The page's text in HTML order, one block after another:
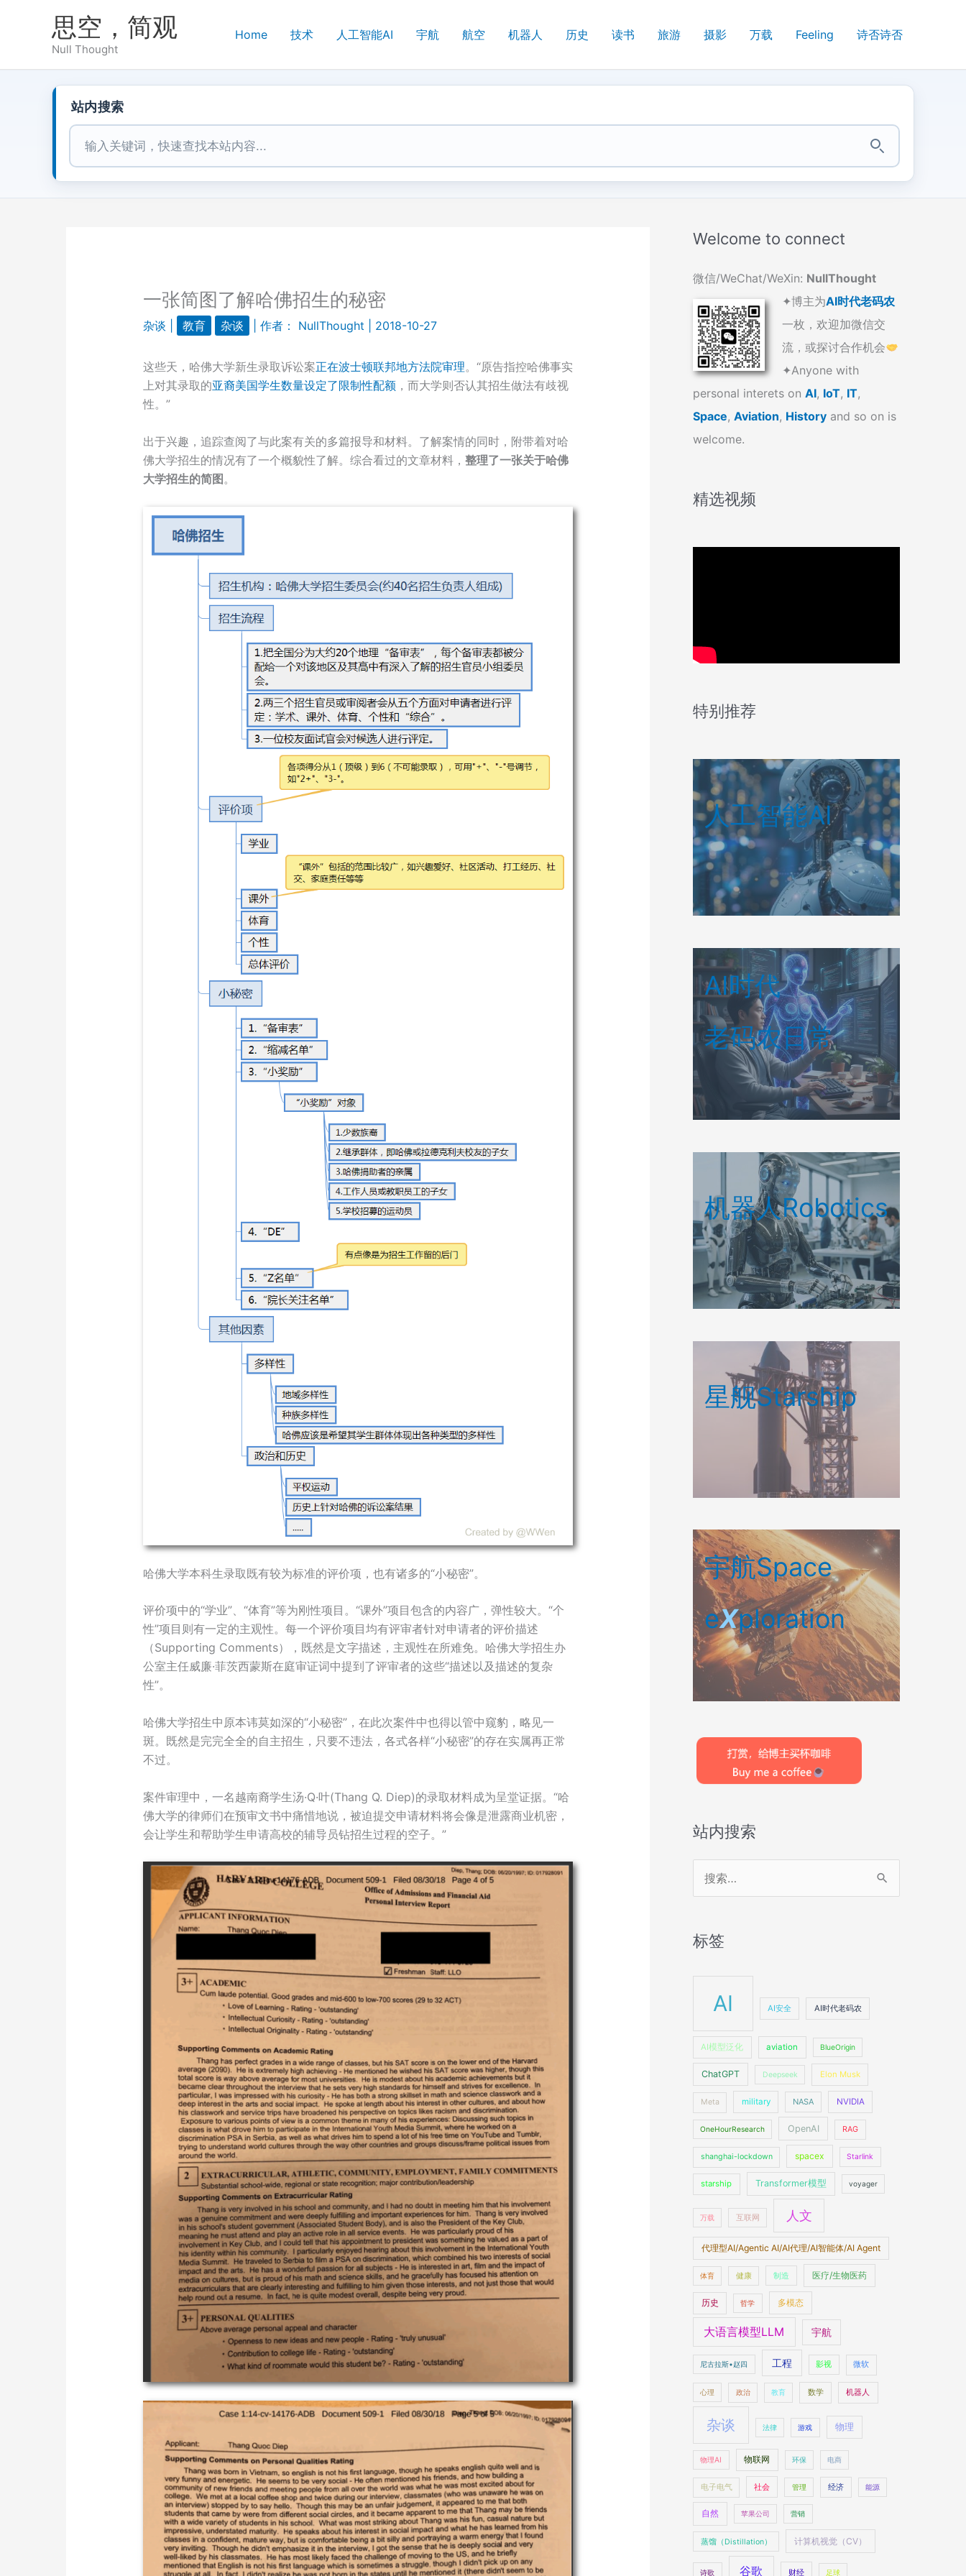
思空，简观
Null Thought
Home 技术 人工智能AI 宇航 航空 机器人 历史 读书 旅游 摄影 万载 Feeling 诗否诗否
站内搜索
站内搜索
一张简图了解哈佛招生的秘密
杂谈 教育 杂谈 | 作者： NullThought 2018-10-27
这些天，哈佛大学新生录取诉讼案正在波士顿联邦地方法院审理。“原告指控哈佛事实
上对其录取的亚裔美国学生数量设定了限制性配额，而大学则否认其招生做法有歧视
性。”
出于兴趣，追踪查阅了与此案有关的多篇报导和材料。了解案情的同时，附带着对哈
佛大学招生的情况有了一个概貌性了解。综合看过的文章材料， 整理了一张关于哈佛
大学招生的简图。
哈佛大学本科生录取既有较为标准的评价项，也有诸多的“小秘密”。
评价项中的“学业”、“体育”等为刚性项目。“课外”项目包含的内容广，弹性较大。“个
性”项目则有一定的主观性。每一个评价项目均有评审者针对申请者的评价描述
（Supporting Comments），既然是文字描述，主观性在所难免。哈佛大学招生办
公室主任威廉·菲茨西蒙斯在庭审证词中提到了评审者的这些“描述以及描述的复杂
性”。
哈佛大学招生中原本讳莫如深的“小秘密”，在此次案件中也得以管中窥豹，略见一
斑。既然是完完全全的自主招生，只要不违法，各式各样“小秘密”的存在实属再正常
不过。
案件审理中，一名越南裔学生汤·Q·叶(Thang Q. Diep)的录取材料成为呈堂证据。“哈
佛大学的律师们在预审文书中痛惜地说，被迫提交申请材料将会像是泄露商业机密，
会让学生和帮助学生申请高校的辅导员钻招生过程的空子。”
Welcome to connect
微信/WeChat/WeXin: NullThought
✦博主为AI时代老码农
一枚，欢迎加微信交
流，或探讨合作机会
✦Anyone with
personal interets on AI, IoT, IT,
Space, Aviation, History and so on is
welcome.
精选视频
特别推荐
人工智能AI
AI时代
老码农日常
机器人Robotics
星舰Starship
宇航Space
eXploration
站内搜索
索
标签
AI AI安全 AI时代老码农
AI模型泛化 aviation BlueOrigin
ChatGPT Deepseek Elon Musk
Meta military NASA NVIDIA
OneHourResearch OpenAI RAG
shanghai-lockdown spacex Starlink
starship Transformer模型 voyager
万载 互联网 人文
代理型AI/Agentic AI/AI代理/AI智能体/AI Agent
体育 健康 制造 医疗/生物医药
历史 哲学 多模态
大语言模型LLM 宇航
尼古拉斯•赵四 工程 影视 微软
心理 政治 教育 数学 机器人
杂谈 法律 游戏 物理
物理AI 物联网 环保 电商
电子电气 社会 管理 经济 能源
自然 苹果公司 营销
蒸馏（Distillation） 计算机视觉（CV）
诗歌 谷歌 财经 足球